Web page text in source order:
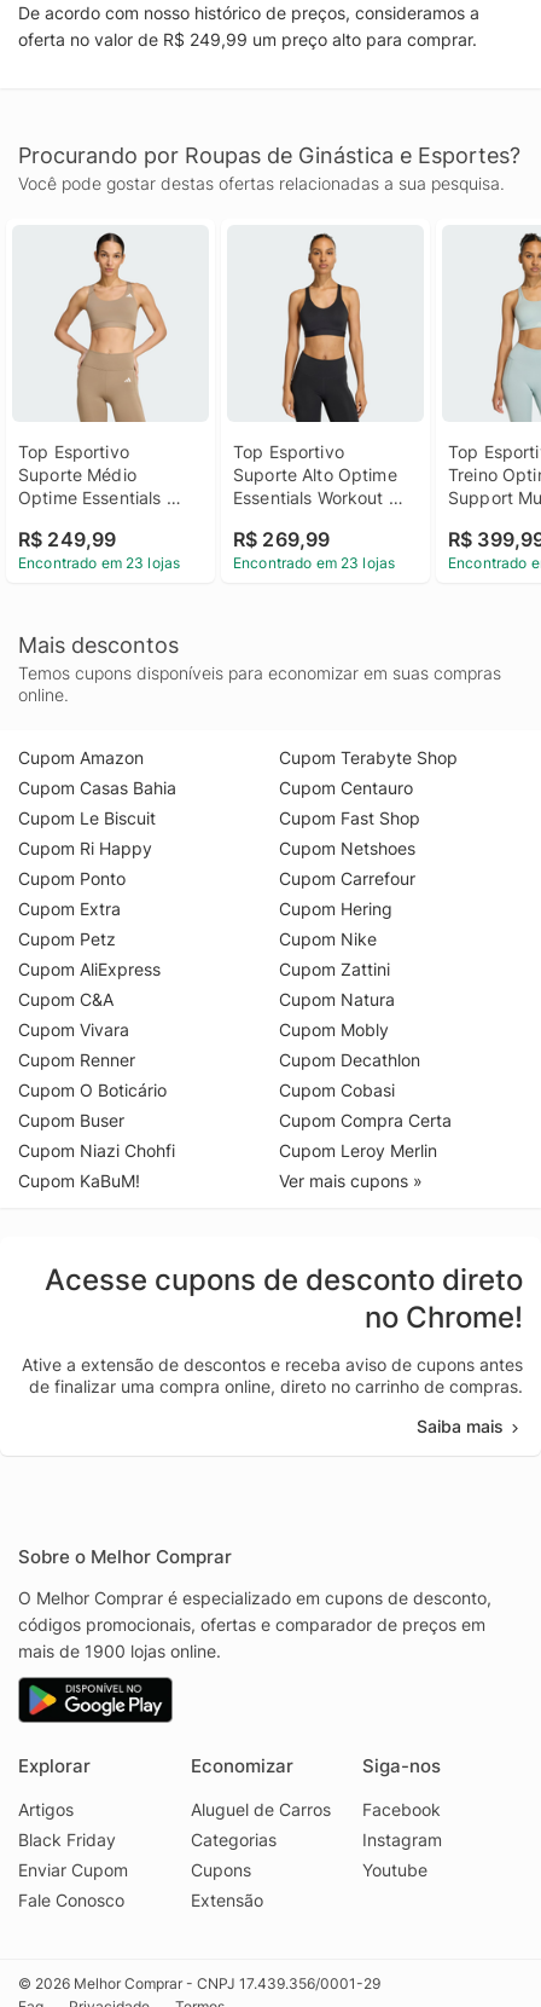
De acordo com nosso histórico de preços, consideramos a
oferta no valor de R$ 249,99 um preço alto para comprar.
Procurando por Roupas de Ginástica e Esportes?
Você pode gostar destas ofertas relacionadas a sua pesquisa.
Top Esportivo
Suporte Médio
Optime Essentials
R$ 249,99
Encontrado em 23 lojas
Top Esportivo
Suporte Alto Optime
Essentials Workout
R$ 269,99
Encontrado em 23 lojas
Top
Treino
Support
R$
Encontrado
Mais descontos
Temos cupons disponíveis para economizar em suas compras
online.
Cupom Amazon
Cupom Casas Bahia
Cupom Le Biscuit
Cupom Ri Happy
Cupom Ponto
Cupom Extra
Cupom Petz
Cupom AliExpress
Cupom C&A
Cupom Vivara
Cupom Renner
Cupom O Boticário
Cupom Buser
Cupom Niazi Chohfi
Cupom KaBuM!
Cupom Terabyte Shop
Cupom Centauro
Cupom Fast Shop
Cupom Netshoes
Cupom Carrefour
Cupom Hering
Cupom Nike
Cupom Zattini
Cupom Natura
Cupom Mobly
Cupom Decathlon
Cupom Cobasi
Cupom Compra Certa
Cupom Leroy Merlin
Ver mais cupons »
Acesse cupons de desconto direto
no Chrome!
Ative a extensão de descontos e receba aviso de cupons antes
de finalizar uma compra online, direto no carrinho de compras.
Saiba mais
Sobre o Melhor Comprar
O Melhor Comprar é especializado em cupons de desconto,
códigos promocionais, ofertas e comparador de preços em
mais de 1900 lojas online.
Explorar
Artigos
Black Friday
Enviar Cupom
Fale Conosco
Economizar
Aluguel de Carros
Categorias
Cupons
Extensão
Siga-nos
Facebook
Instagram
Youtube
© 2026 Melhor Comprar - CNPJ 17.439.356/0001-29